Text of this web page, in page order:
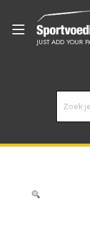
inhoud
JUST ADD YOUR
Toggle
e